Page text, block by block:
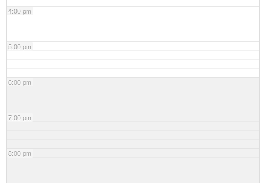
4:00 pm
5:00 pm
6:00 pm
7:00 pm
8:00 pm